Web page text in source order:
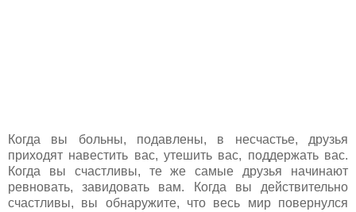
Когда вы больны, подавлены, в несчастье, друзья
приходят навестить вас, утешить вас, поддержать вас.
Когда вы счастливы, те же самые друзья начинают
ревновать, завидовать вам. Когда вы действительно
счастливы, вы обнаружите, что весь мир повернулся